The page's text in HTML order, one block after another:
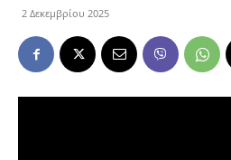
2 Δεκεμβρίου 2025